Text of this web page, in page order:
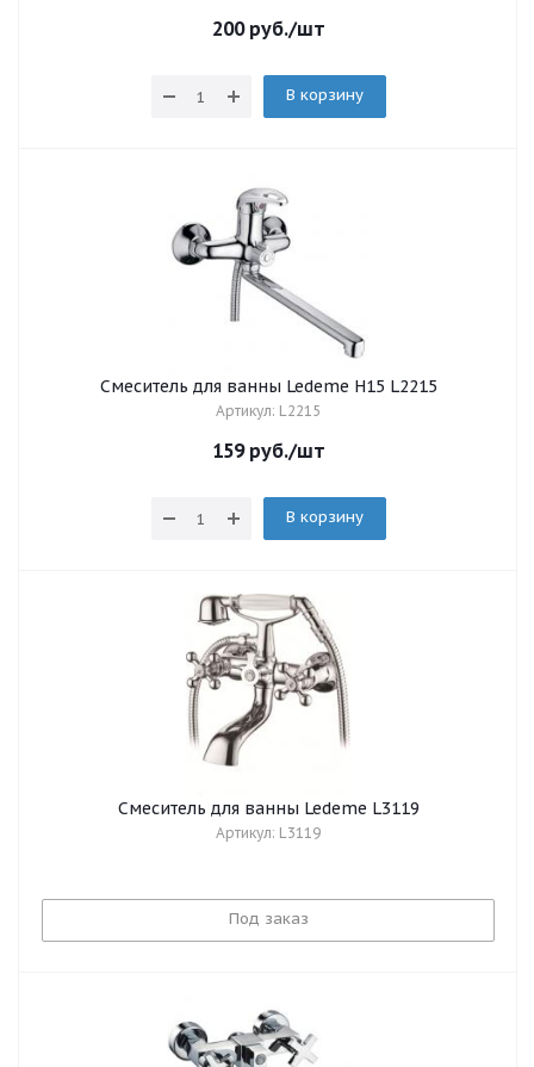
200руб./шт
В корзину
Смеситель для ванны Ledeme H15 L2215
Артикул: L2215
159руб./шт
В корзину
Смеситель для ванны Ledeme L3119
Артикул: L3119
Под заказ